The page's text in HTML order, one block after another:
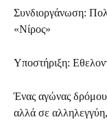
Συνδιοργάνωση:
«Νίρος»
Υποστήριξη:
Ένας αγώνας δρόμου
αλλά σε